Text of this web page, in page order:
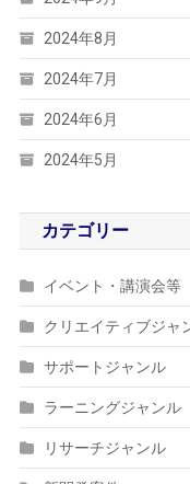
2024年8月
2024年7月
2024年6月
2024年5月
カテゴリー
イベント・講演会等
クリエイティブジャ
サポートジャンル
ラーニングジャンル
リサーチジャンル